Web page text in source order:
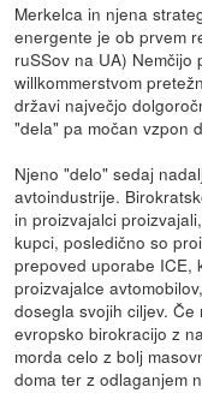
Merkelca in njena
energente je ob prvem
ruSSov na UA)
willkommerstvom
državi največjo
"dela" pa močan vzpon
Njeno "delo" sedaj
avtoindustrije.
in proizvajalci
kupci, posledično so
prepoved uporabe ICE,
proizvajalce
dosegla svojih ciljev.
evropsko birokracijo z
morda celo z bolj
doma ter z odlaganjem